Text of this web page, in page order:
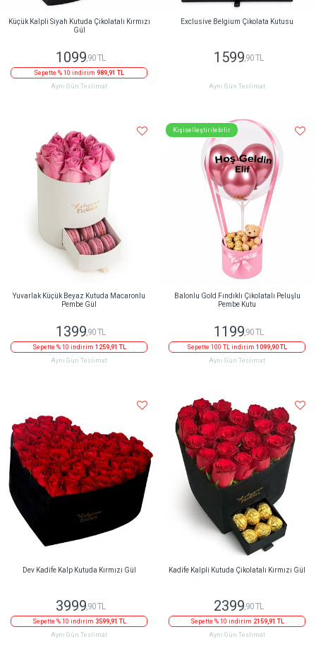
Küçük Kalpli Siyah Kutuda Çikolatalı Kırmızı
Gül
1099 ,90 TL
Sepette % 10 indirim 989,91 TL
Aynı Gün Teslimat
Exclusive Belgium Çikolata Kutusu
1599 ,90 TL
Aynı Gün Teslimat
Yuvarlak Küçük Beyaz Kutuda Macaronlu
Pembe Gül
1399,90 TL
Sepette % 10 indirim 1259,91 TL
Aynı Gün Teslimat
Kişiselleştirilebilir
Balonlu Gold Fındıklı Çikolatalı Peluşlu
Pembe Kutu
1199,90 TL
Sepette 100 TL indirim 1099,90 TL
Aynı Gün Teslimat
Dev Kadife Kalp Kutuda Kırmızı Gül
3999,90 TL
Sepette % 10 indirim 3599,91 TL
Aynı Gün Teslimat
Kadife Kalpli Kutuda Çikolatalı Kırmızı Gül
2399,90 TL
Sepette % 10 indirim 2159,91 TL
Aynı Gün Teslimat